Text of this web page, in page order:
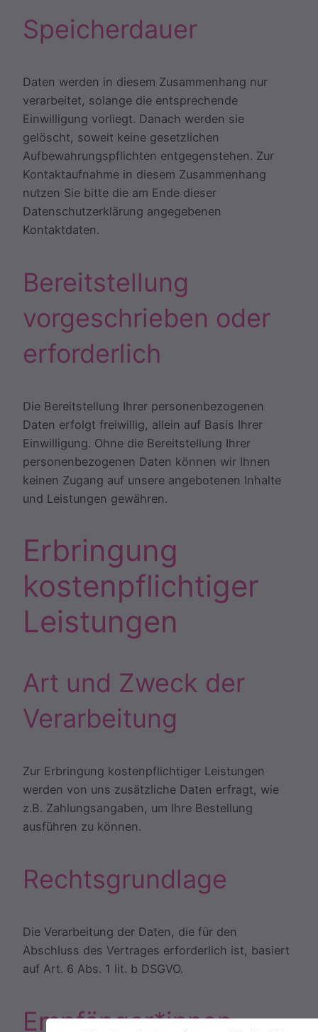
Speicherdauer
Daten werden in diesem Zusammenhang nur
verarbeitet, solange die entsprechende
Einwilligung vorliegt. Danach werden sie
gelöscht, soweit keine gesetzlichen
Aufbewahrungspflichten entgegenstehen. Zur
Kontaktaufnahme in diesem Zusammenhang
nutzen Sie bitte die am Ende dieser
Datenschutzerklärung angegebenen
Kontaktdaten.
Bereitstellung
vorgeschrieben oder
erforderlich
Die Bereitstellung Ihrer personenbezogenen
Daten erfolgt freiwillig, allein auf Basis Ihrer
Einwilligung. Ohne die Bereitstellung Ihrer
personenbezogenen Daten können wir Ihnen
keinen Zugang auf unsere angebotenen Inhalte
und Leistungen gewähren.
Erbringung
kostenpflichtiger
Leistungen
Art und Zweck der
Verarbeitung
Zur Erbringung kostenpflichtiger Leistungen
werden von uns zusätzliche Daten erfragt, wie
z.B. Zahlungsangaben, um Ihre Bestellung
ausführen zu können.
Rechtsgrundlage
Die Verarbeitung der Daten, die für den
Abschluss des Vertrages erforderlich ist, basiert
auf Art. 6 Abs. 1 lit. b DSGVO.
Empfänger*innen